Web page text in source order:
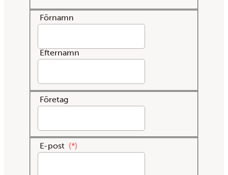
Förnamn
Efternamn
Företag
E-post *